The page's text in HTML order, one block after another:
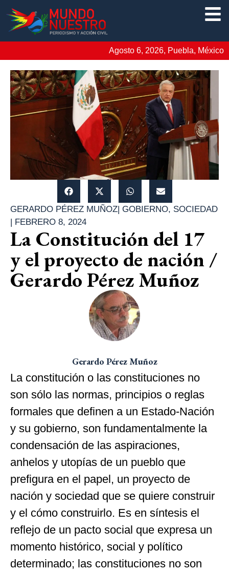
Agosto 6, 2026, Puebla, México
GERARDO PÉREZ MUÑOZ| GOBIERNO, SOCIEDAD
| FEBRERO 8, 2024
La Constitución del 17
y el proyecto de nación /
Gerardo Pérez Muñoz
Gerardo Pérez Muñoz
La constitución o las constituciones no
son sólo las normas, principios o reglas
formales que definen a un Estado-Nación
y su gobierno, son fundamentalmente la
condensación de las aspiraciones,
anhelos y utopías de un pueblo que
prefigura en el papel, un proyecto de
nación y sociedad que se quiere construir
y el cómo construirlo. Es en síntesis el
reflejo de un pacto social que expresa un
momento histórico, social y político
determinado; las constituciones no son